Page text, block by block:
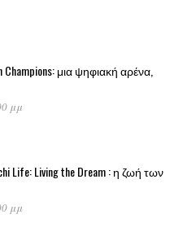
Champions: μια ψηφιακή αρένα,
μμ
Life: Living the Dream : η ζωή των
μμ